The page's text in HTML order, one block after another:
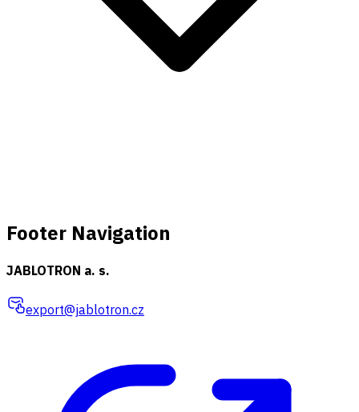
Footer Navigation
JABLOTRON a. s.
export@jablotron.cz